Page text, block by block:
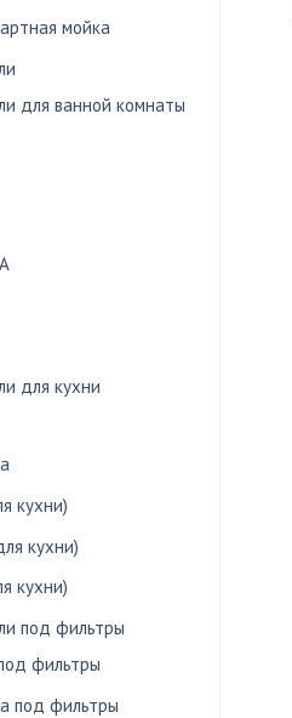
мойка
для ванной комнаты
для кухни
кухни)
кухни)
кухни)
под фильтры
фильтры
под фильтры